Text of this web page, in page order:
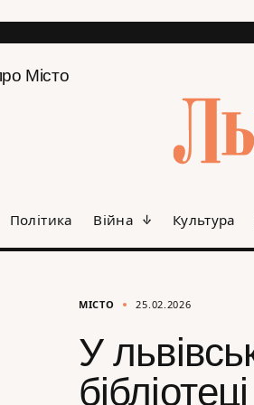
Місто
Політика Війна Культура
МІСТО 25.02.2026
У